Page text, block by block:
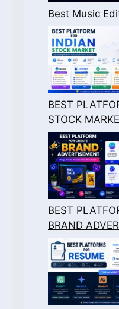
Best Music
BEST
STOCK
BEST
BRAND